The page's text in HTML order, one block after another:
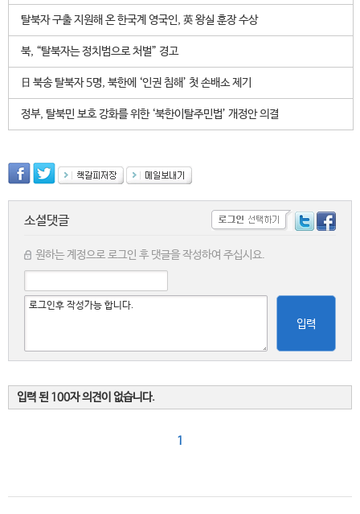
탈북자 구출 지원해 온 한국계 영국인, 英 왕실 훈장 수상
북, “탈북자는 정치범으로 처벌” 경고
日 북송 탈북자 5명, 북한에 ‘인권 침해’ 첫 손배소 제기
정부, 탈북민 보호 강화를 위한 ‘북한이탈주민법’ 개정안 의결
소셜댓글
원하는 계정으로 로그인 후 댓글을 작성하여 주십시요.
입력
입력 된 100자 의견이 없습니다.
1